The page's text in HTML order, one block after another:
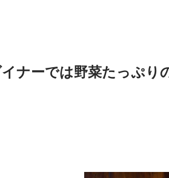
イナーでは野菜たっぷり